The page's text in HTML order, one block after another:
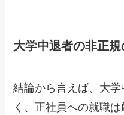
大学中退者の非正
結論から言えば、大
く、正社員への就職